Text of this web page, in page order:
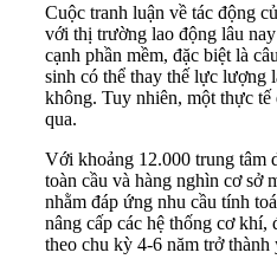
Cuộc tranh luận về tác động
với thị trường lao động lâu
cạnh phần mềm, đặc biệt là
sinh có thể thay thế lực lượng
không. Tuy nhiên, một thực
qua.
Với khoảng 12.000 trung tâm
toàn cầu và hàng nghìn cơ sở
nhằm đáp ứng nhu cầu tính
nâng cấp các hệ thống cơ
theo chu kỳ 4-6 năm trở thành